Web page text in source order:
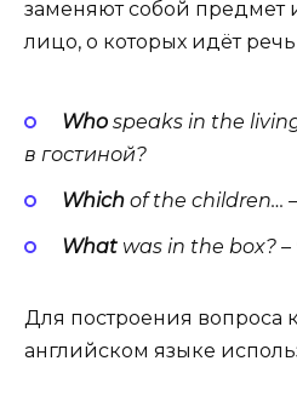
заменяют собой предмет
лицо, о которых идёт
Whospeaks in the
в гостиной?
Which of the chil­dren… –
Whatwas in the box? –
Для построения вопроса
английском языке